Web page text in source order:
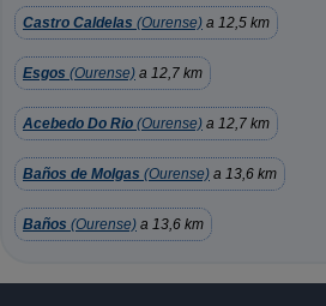
Castro Caldelas (Ourense) a 12,5 km
Esgos (Ourense) a 12,7 km
Acebedo Do Rio (Ourense) a 12,7 km
Baños de Molgas (Ourense) a 13,6 km
Baños (Ourense) a 13,6 km